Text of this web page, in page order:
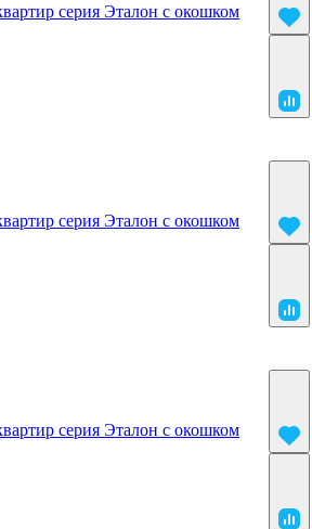
серия Эталон с окошком
серия Эталон с окошком
серия Эталон с окошком